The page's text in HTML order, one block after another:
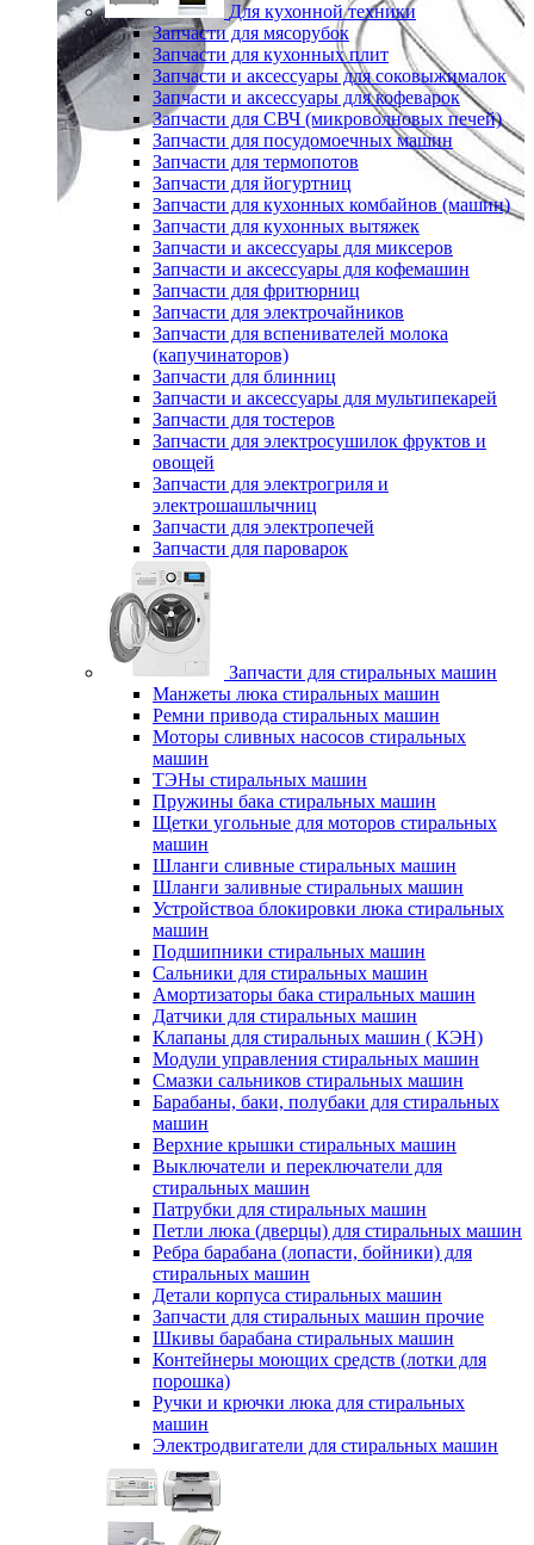
Для кухонной техники
Запчасти для мясорубок
Запчасти для кухонных плит
Запчасти и аксессуары для соковыжималок
Запчасти и аксессуары для кофеварок
Запчасти для СВЧ (микроволновых печей)
Запчасти для посудомоечных машин
Запчасти для термопотов
Запчасти для йогуртниц
Запчасти для кухонных комбайнов (машин)
Запчасти для кухонных вытяжек
Запчасти и аксессуары для миксеров
Запчасти и аксессуары для кофемашин
Запчасти для фритюрниц
Запчасти для электрочайников
Запчасти для вспенивателей молока
(капучинаторов)
Запчасти для блинниц
Запчасти и аксессуары для мультипекарей
Запчасти для тостеров
Запчасти для электросушилок фруктов и
овощей
Запчасти для электрогриля и
электрошашлычниц
Запчасти для электропечей
Запчасти для пароварок
Запчасти для стиральных машин
Манжеты люка стиральных машин
Ремни привода стиральных машин
Моторы сливных насосов стиральных
машин
ТЭНы стиральных машин
Пружины бака стиральных машин
Щетки угольные для моторов стиральных
машин
Шланги сливные стиральных машин
Шланги заливные стиральных машин
Устройствоа блокировки люка стиральных
машин
Подшипники стиральных машин
Сальники для стиральных машин
Амортизаторы бака стиральных машин
Датчики для стиральных машин
Клапаны для стиральных машин ( КЭН)
Модули управления стиральных машин
Смазки сальников стиральных машин
Барабаны, баки, полубаки для стиральных
машин
Верхние крышки стиральных машин
Выключатели и переключатели для
стиральных машин
Патрубки для стиральных машин
Петли люка (дверцы) для стиральных машин
Ребра барабана (лопасти, бойники) для
стиральных машин
Детали корпуса стиральных машин
Запчасти для стиральных машин прочие
Шкивы барабана стиральных машин
Контейнеры моющих средств (лотки для
порошка)
Ручки и крючки люка для стиральных
машин
Электродвигатели для стиральных машин